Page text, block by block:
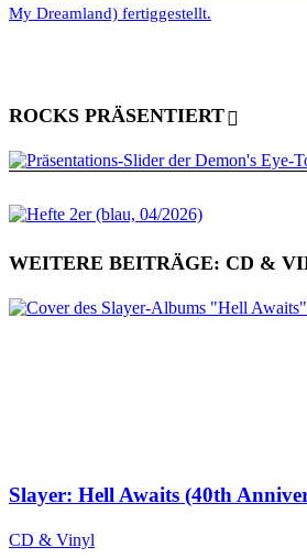
My Dreamland) fertiggestellt.
ROCKS PRÄSENTIERT
WEITERE BEITRÄGE: CD &
Slayer: Hell Awaits (40th
CD & Vinyl